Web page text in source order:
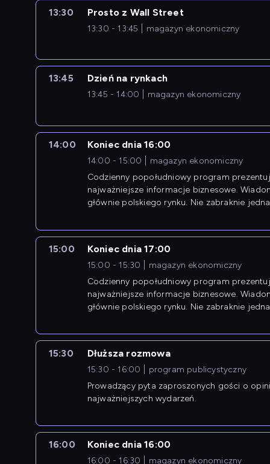
13:30 Prosto z Wall Street
13:30 - 13:45 magazyn ekonomiczny
13:45 Dzień na rynkach
13:45 - 14:00 magazyn ekonomiczny
14:00 Koniec dnia 16:00
14:00 - 15:00
magazyn ekonomiczny
Codzienny popołudniowy program
najważniejsze informacje biznesowe.
głównie polskiego rynku. Nie zabraknie
15:00 Koniec dnia 17:00
15:00 - 15:30
magazyn ekonomiczny
Codzienny popołudniowy program
najważniejsze informacje biznesowe.
głównie polskiego rynku. Nie zabraknie
15:30 Dłuższa rozmowa
15:30 - 16:00
program publicystyczny
Prowadzący pyta zaproszonych gości o
najważniejszych wydarzeń.
16:00 Koniec dnia 16:00
16:00 - 16:30 magazyn ekonomiczny